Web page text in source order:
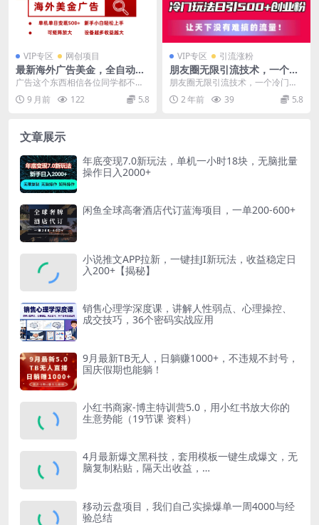
VIP专区 网创项目
最新海外广告美金，全自动挂
机，单机单日500+，可矩阵放
广告这个东西相信各位同学都不陌
生，只要有流量得地方就必定会有
广告。但是你每看一次...
9 月前 122 5.8
VIP专区 引流涨粉
朋友圈无限引流技术，一个冷
门玩法日引500+创业粉，让天
下没有难搞的流量【揭秘】
朋友圈无限引流技术，一个冷门玩
法日引500+创业粉，让天下没有难
搞的流量【揭秘】...
2 年前 39 5.8
文章展示
年底变现7.0新玩法，单机一小时18块，无脑批量
操作日入2000+
闲鱼全球高奢酒店代订蓝海项目，一单200-600+
小说推文APP拉新，一键挂JI新玩法，收益稳定日
入200+【揭秘】
销售心理学深度课，讲解人性弱点、心理操控、
成交技巧，36个密码实战应用
9月最新TB无人，日躺赚1000+，不违规不封号，
国庆假期也能躺！
小红书商家-博主特训营5.0，用小红书放大你的
生意势能（19节课 资料）
4月最新爆文黑科技，套用模板一键生成爆文，无
脑复制粘贴，隔天出收益，…
移动云盘项目，我们自己实操爆单一周4000与经
验总结